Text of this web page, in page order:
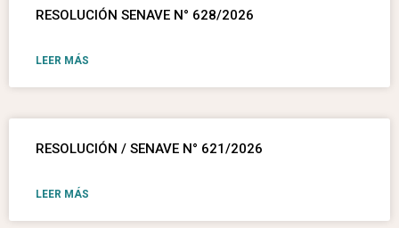
RESOLUCIÓN SENAVE N° 628/2026
LEER MÁS
RESOLUCIÓN / SENAVE N° 621/2026
LEER MÁS